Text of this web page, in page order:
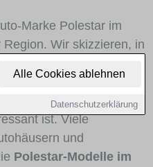
Alle Cookies ablehnen
Datenschutzerklärung
Marke Polestar im
Wir skizzieren, in
stark vertreten ist,
Stadt- und
und für welche
ist. Viele
und
Polestar-Modelle im